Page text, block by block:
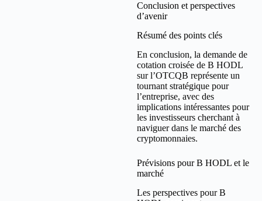
Conclusion et perspectives
d’avenir
Résumé des points clés
En conclusion, la demande de
cotation croisée de B HODL
sur l’OTCQB représente un
tournant stratégique pour
l’entreprise, avec des
implications intéressantes pour
les investisseurs cherchant à
naviguer dans le marché des
cryptomonnaies.
Prévisions pour B HODL et le
marché
Les perspectives pour B